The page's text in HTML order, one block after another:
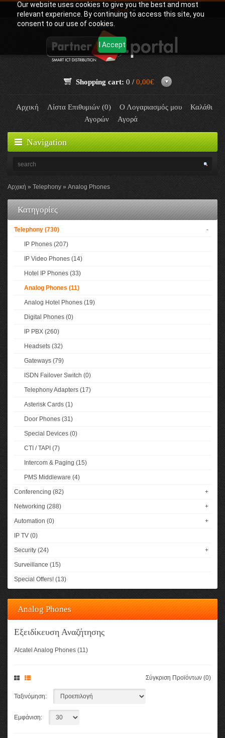
Our website uses cookies to give you the best and most
relevant experience. By continuing to access this site, you
consent to our use of cookies.
I Accept
Γλώσσα:Greek
Shopping cart: 0 / 0,00€
Αρχική Λίστα Επιθυμιών (0) Ο Λογαριασμός μου
Καλάθι
Αγορών
Αγορά
Navigation
Αρχική Telephony Analog Phones
Κατηγορίες
Telephony (730) -
IP Phones (207)
IP Video Phones (14)
Hotel IP Phones (33)
Analog Phones (11)
Analog Hotel Phones (19)
Digital Phones (0)
IP PBX (260)
Headsets (32)
Gateways (79)
ISDN Failover Switch (0)
Telephony Adapters (17)
Asterisk Cards (1)
Door Phones (31)
Special Devices (0)
CTI / TAPI (7)
Intercom & Paging (15)
PMS Middleware (4)
Conferencing (82) +
Networking (288) +
Automation (0) +
IP TV (0)
Security (24) +
Surveillance (15)
Special Offers! (13)
Analog Phones
Εξειδίκευση Αναζήτησης
Alcatel Analog Phones (11)
Σύγκριση Προϊόντων (0)
Ταξινόμηση:
Εμφάνιση: